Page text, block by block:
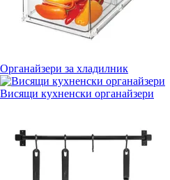
Органайзери за хладилник
Висящи кухненски органайзери